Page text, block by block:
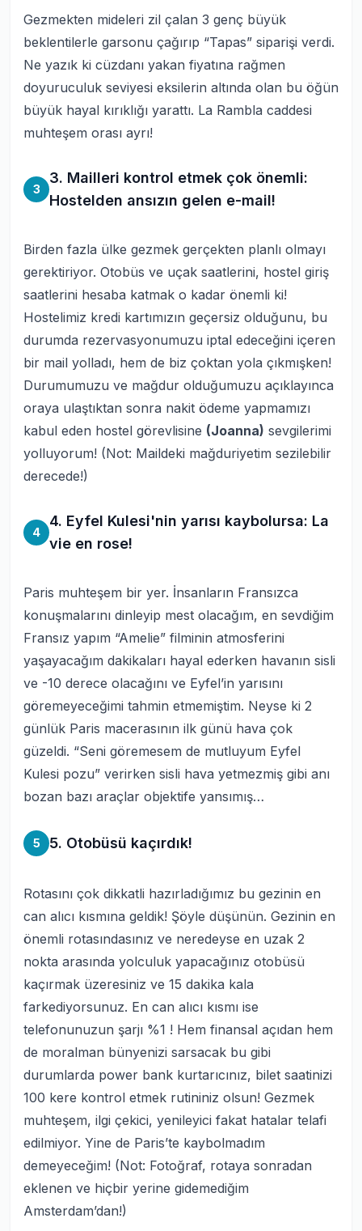
Gezmekten mideleri zil çalan 3 genç büyük
beklentilerle garsonu çağırıp “Tapas” siparişi verdi.
Ne yazık ki cüzdanı yakan fiyatına rağmen
doyuruculuk seviyesi eksilerin altında olan bu öğün
büyük hayal kırıklığı yarattı. La Rambla caddesi
muhteşem orası ayrı!
3
3. Mailleri kontrol etmek çok önemli:
Hostelden ansızın gelen e-mail!
Birden fazla ülke gezmek gerçekten planlı olmayı
gerektiriyor. Otobüs ve uçak saatlerini, hostel giriş
saatlerini hesaba katmak o kadar önemli ki!
Hostelimiz kredi kartımızın geçersiz olduğunu, bu
durumda rezervasyonumuzu iptal edeceğini içeren
bir mail yolladı, hem de biz çoktan yola çıkmışken!
Durumumuzu ve mağdur olduğumuzu açıklayınca
oraya ulaştıktan sonra nakit ödeme yapmamızı
kabul eden hostel görevlisine (Joanna) sevgilerimi
yolluyorum! (Not: Maildeki mağduriyetim sezilebilir
derecede!)
4
4. Eyfel Kulesi'nin yarısı kaybolursa: La
vie en rose!
Paris muhteşem bir yer. İnsanların Fransızca
konuşmalarını dinleyip mest olacağım, en sevdiğim
Fransız yapım “Amelie” filminin atmosferini
yaşayacağım dakikaları hayal ederken havanın sisli
ve -10 derece olacağını ve Eyfel’in yarısını
göremeyeceğimi tahmin etmemiştim. Neyse ki 2
günlük Paris macerasının ilk günü hava çok
güzeldi. “Seni göremesem de mutluyum Eyfel
Kulesi pozu” verirken sisli hava yetmezmiş gibi anı
bozan bazı araçlar objektife yansımış…
5 5. Otobüsü kaçırdık!
Rotasını çok dikkatli hazırladığımız bu gezinin en
can alıcı kısmına geldik! Şöyle düşünün. Gezinin en
önemli rotasındasınız ve neredeyse en uzak 2
nokta arasında yolculuk yapacağınız otobüsü
kaçırmak üzeresiniz ve 15 dakika kala
farkediyorsunuz. En can alıcı kısmı ise
telefonunuzun şarjı %1 ! Hem finansal açıdan hem
de moralman bünyenizi sarsacak bu gibi
durumlarda power bank kurtarıcınız, bilet saatinizi
100 kere kontrol etmek rutininiz olsun! Gezmek
muhteşem, ilgi çekici, yenileyici fakat hatalar telafi
edilmiyor. Yine de Paris’te kaybolmadım
demeyeceğim! (Not: Fotoğraf, rotaya sonradan
eklenen ve hiçbir yerine gidemediğim
Amsterdam’dan!)